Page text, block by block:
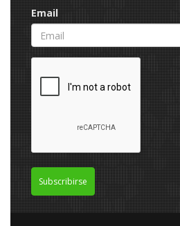
Email
Subscribirse